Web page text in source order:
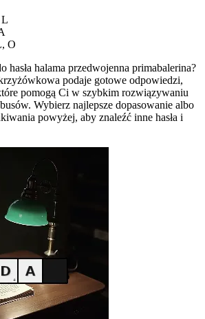
L
O
hasła halama przedwojenna primabalerina?
podaje gotowe odpowiedzi,
pomogą Ci w szybkim rozwiązywaniu
Wybierz najlepsze dopasowanie albo
powyżej, aby znaleźć inne hasła i